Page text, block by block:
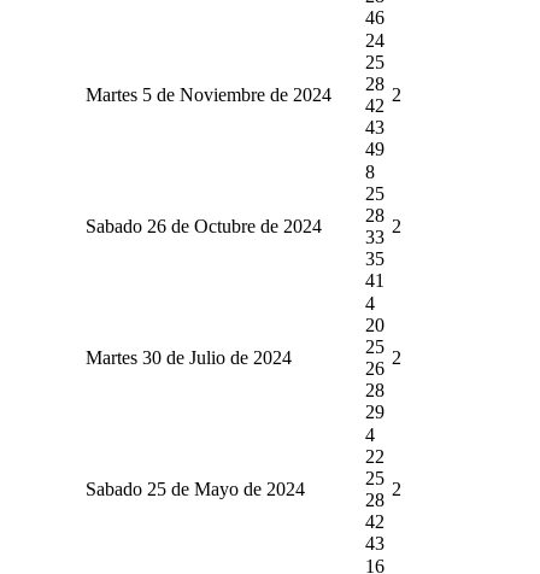
46
Martes 5 de Noviembre de 2024
24
25
28
42
43
49
2
Sabado 26 de Octubre de 2024
8
25
28
33
35
41
2
Martes 30 de Julio de 2024
4
20
25
26
28
29
2
Sabado 25 de Mayo de 2024
4
22
25
28
42
43
2
16